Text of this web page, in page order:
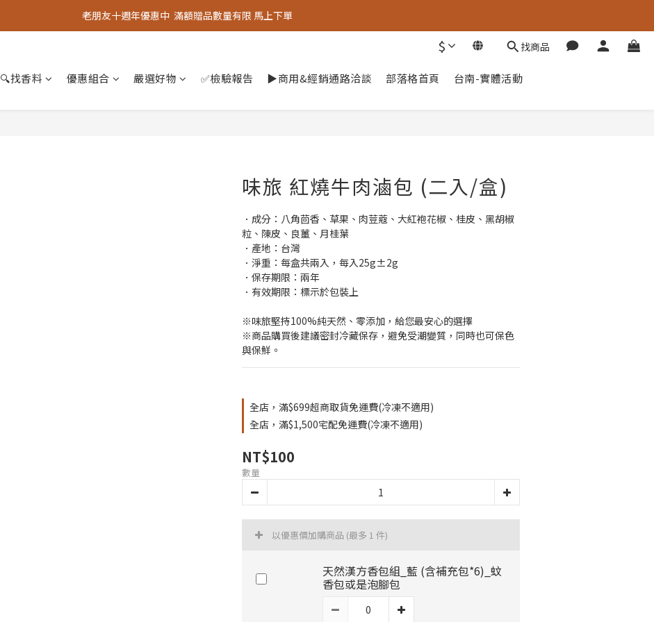
老朋友十週年優惠中  滿額贈品數量有限 馬上下單
老朋友十週年優惠中  滿額贈品數量有限 馬上下單
老朋友十週年優惠中  滿額贈品數量有限 馬上下單
$ 找商品
🔍找香料 優惠組合 嚴選好物 ✅檢驗報告 ▶︎商用&經銷通路洽談 部落格首頁 台南-實體活動
味旅 紅燒牛肉滷包 (二入/盒)
．成分：八角茴香、草果、肉荳蔻、大紅袍花椒、桂皮、黑胡椒
粒、陳皮、良薑、月桂葉
．產地：台灣
．淨重：每盒共兩入，每入25g±2g
．保存期限：兩年
．有效期限：標示於包裝上
※味旅堅持100%純天然、零添加，給您最安心的選擇
※商品購買後建議密封冷藏保存，避免受潮變質，同時也可保色
與保鮮。
全店，滿$699超商取貨免運費(冷凍不適用)
全店，滿$1,500宅配免運費(冷凍不適用)
NT$100
數量
以優惠價加購商品 (最多 1 件)
天然漢方香包組_藍 (含補充包*6)_蚊
香包或是泡腳包